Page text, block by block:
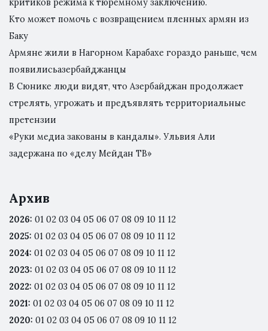
критиков режима к тюремному заключению.
Кто может помочь с возвращением пленных армян из
Баку
Армяне жили в Нагорном Карабахе гораздо раньше, чем
появилисьазербайджанцы
В Сюнике люди видят, что Азербайджан продолжает
стрелять, угрожать и предъявлять территориальные
претензии
«Руки медиа закованы в кандалы». Ульвия Али
задержана по «делу Мейдан ТВ»
Архив
2026: 01 02 03 04 05 06 07 08 09 10 11 12
2025: 01 02 03 04 05 06 07 08 09 10 11 12
2024: 01 02 03 04 05 06 07 08 09 10 11 12
2023: 01 02 03 04 05 06 07 08 09 10 11 12
2022: 01 02 03 04 05 06 07 08 09 10 11 12
2021: 01 02 03 04 05 06 07 08 09 10 11 12
2020: 01 02 03 04 05 06 07 08 09 10 11 12